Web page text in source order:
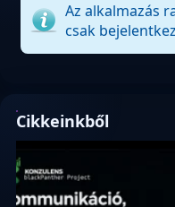
Az alkalmazás
csak
Cikkeinkből